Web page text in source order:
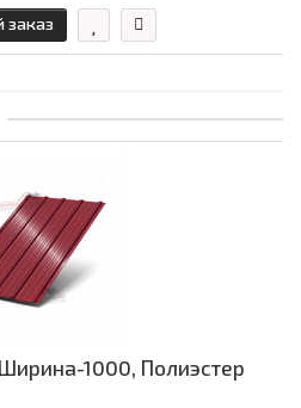
заказ
1000, Полиэстер